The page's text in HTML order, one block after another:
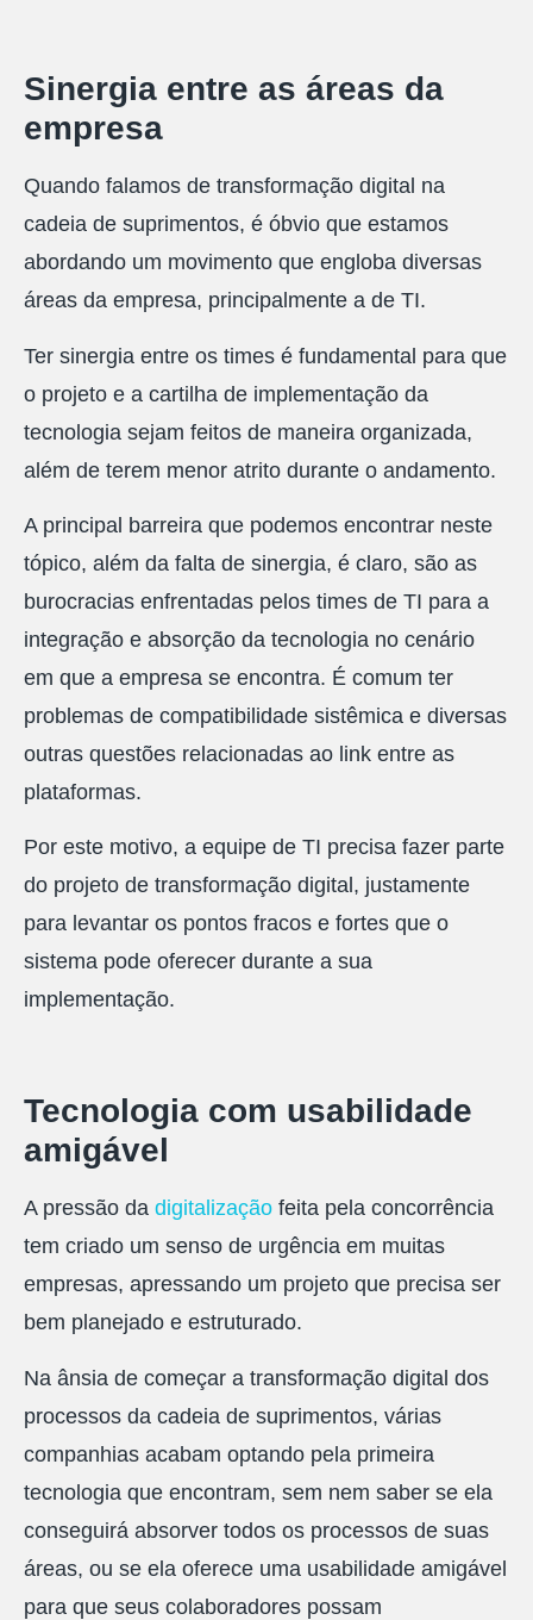
Sinergia entre as áreas da
empresa
Quando falamos de transformação digital na
cadeia de suprimentos, é óbvio que estamos
abordando um movimento que engloba diversas
áreas da empresa, principalmente a de TI.
Ter sinergia entre os times é fundamental para que
o projeto e a cartilha de implementação da
tecnologia sejam feitos de maneira organizada,
além de terem menor atrito durante o andamento.
A principal barreira que podemos encontrar neste
tópico, além da falta de sinergia, é claro, são as
burocracias enfrentadas pelos times de TI para a
integração e absorção da tecnologia no cenário
em que a empresa se encontra. É comum ter
problemas de compatibilidade sistêmica e diversas
outras questões relacionadas ao link entre as
plataformas.
Por este motivo, a equipe de TI precisa fazer parte
do projeto de transformação digital, justamente
para levantar os pontos fracos e fortes que o
sistema pode oferecer durante a sua
implementação.
Tecnologia com usabilidade
amigável
A pressão da digitalização feita pela concorrência
tem criado um senso de urgência em muitas
empresas, apressando um projeto que precisa ser
bem planejado e estruturado.
Na ânsia de começar a transformação digital dos
processos da cadeia de suprimentos, várias
companhias acabam optando pela primeira
tecnologia que encontram, sem nem saber se ela
conseguirá absorver todos os processos de suas
áreas, ou se ela oferece uma usabilidade amigável
para que seus colaboradores possam